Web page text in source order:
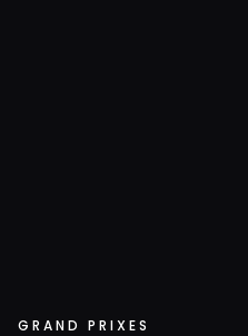
GRAND PRIXES